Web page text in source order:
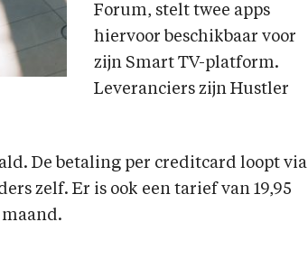
Forum, stelt twee apps
hiervoor beschikbaar voor
zijn Smart TV-platform.
Leveranciers zijn Hustler
De betaling per creditcard loopt via
zelf. Er is ook een tarief van 19,95